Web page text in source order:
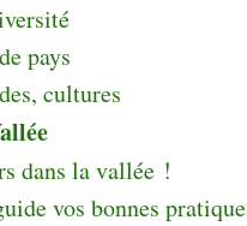
pays
cultures
dans la vallée !
vos bonnes